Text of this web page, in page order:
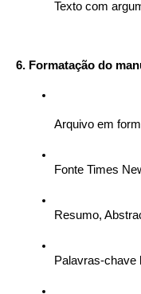
Texto com
6. Formatação do
Arquivo em
Fonte Times
Resumo,
Palavras-chave